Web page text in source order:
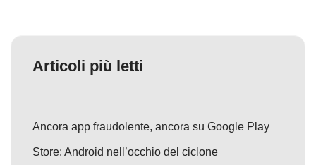
Articoli più letti
Ancora app fraudolente, ancora su Google Play
Store: Android nell’occhio del ciclone